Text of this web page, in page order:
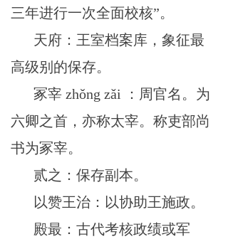
三年进行一次全面校核”。
天府：王室档案库，象征最
高级别的保存。
冢宰 zhǒng zǎi ：周官名。为
六卿之首，亦称太宰。称吏部尚
书为冢宰。
贰之：保存副本。
以赞王治：以协助王施政。
殿最：古代考核政绩或军